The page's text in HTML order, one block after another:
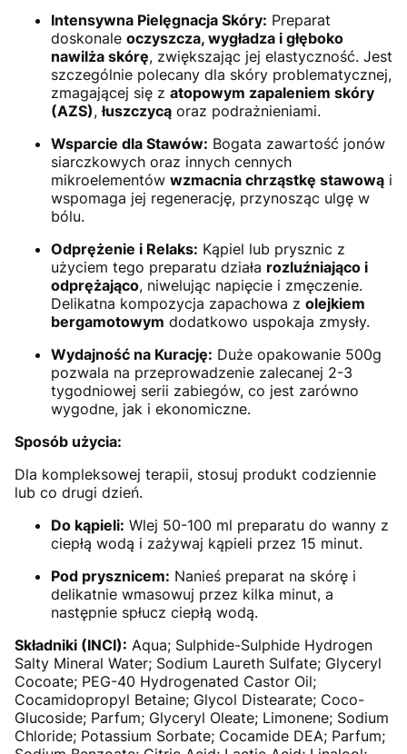
Intensywna Pielęgnacja Skóry: Preparat
doskonale oczyszcza, wygładza i głęboko
nawilża skórę, zwiększając jej elastyczność. Jest
szczególnie polecany dla skóry problematycznej,
zmagającej się z atopowym zapaleniem skóry
(AZS),łuszczycą oraz podrażnieniami.
Wsparcie dla Stawów: Bogata zawartość jonów
siarczkowych oraz innych cennych
mikroelementów wzmacnia chrząstkę stawową i
wspomaga jej regenerację, przynosząc ulgę w
bólu.
Odprężenie i Relaks: Kąpiel lub prysznic z
użyciem tego preparatu działa rozluźniająco i
odprężająco, niwelując napięcie i zmęczenie.
Delikatna kompozycja zapachowa z olejkiem
bergamotowym dodatkowo uspokaja zmysły.
Wydajność na Kurację: Duże opakowanie 500g
pozwala na przeprowadzenie zalecanej 2-3
tygodniowej serii zabiegów, co jest zarówno
wygodne, jak i ekonomiczne.
Sposób użycia:
Dla kompleksowej terapii, stosuj produkt codziennie
lub co drugi dzień.
Do kąpieli: Wlej 50-100 ml preparatu do wanny z
ciepłą wodą i zażywaj kąpieli przez 15 minut.
Pod prysznicem: Nanieś preparat na skórę i
delikatnie wmasowuj przez kilka minut, a
następnie spłucz ciepłą wodą.
Składniki (INCI): Aqua; Sulphide-Sulphide Hydrogen
Salty Mineral Water; Sodium Laureth Sulfate; Glyceryl
Cocoate; PEG-40 Hydrogenated Castor Oil;
Cocamidopropyl Betaine; Glycol Distearate; Coco-
Glucoside; Parfum; Glyceryl Oleate; Limonene; Sodium
Chloride; Potassium Sorbate; Cocamide DEA; Parfum;